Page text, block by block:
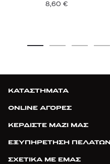
8,60 €
ΚΑΤΑΣΤΗΜΑΤΑ
ONLINE ΑΓΟΡΕΣ
ΚΕΡΔΙΣΤΕ ΜΑΖΙ ΜΑΣ
ΕΞΥΠΗΡΕΤΗΣΗ ΠΕΛΑΤΩΝ
ΣΧΕΤΙΚΑ ΜΕ ΕΜΑΣ